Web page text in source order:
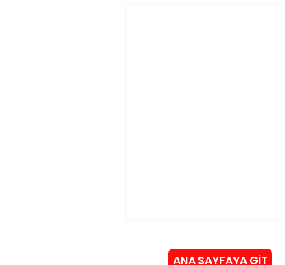
ANA SAYFAYA GİT